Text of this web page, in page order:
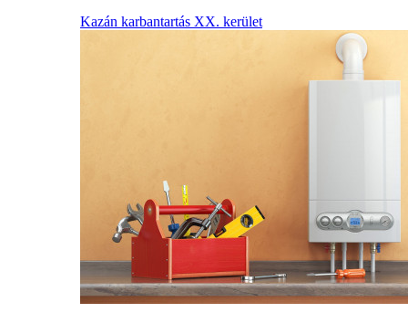
Kazán karbantartás XX. kerület